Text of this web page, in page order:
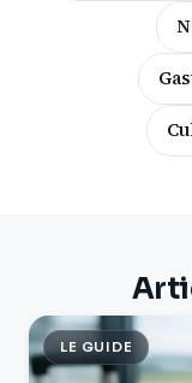
LE GUIDE